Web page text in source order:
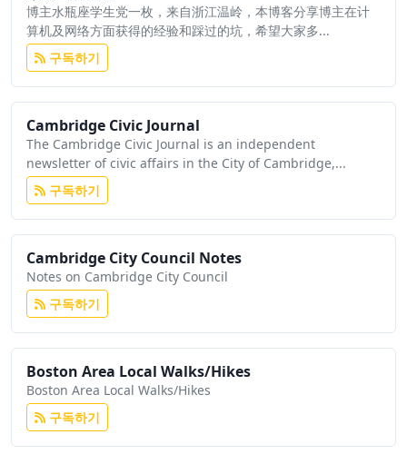
博主水瓶座学生党一枚，来自浙江温岭，本博客分享博主在计
算机及网络方面获得的经验和踩过的坑，希望大家多...
구독하기
Cambridge Civic Journal
The Cambridge Civic Journal is an independent
newsletter of civic affairs in the City of Cambridge,...
구독하기
Cambridge City Council Notes
Notes on Cambridge City Council
구독하기
Boston Area Local Walks/Hikes
Boston Area Local Walks/Hikes
구독하기